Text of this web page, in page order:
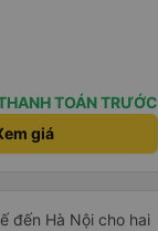
TOÁN TRƯỚC
giá
đến Hà Nội cho hai